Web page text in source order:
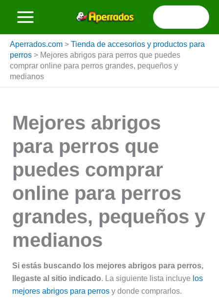
Buscar
por:
Aperrados.com > Tienda de accesorios y productos para
perros > Mejores abrigos para perros que puedes
comprar online para perros grandes, pequeños y
medianos
Mejores abrigos
para perros que
puedes comprar
online para perros
grandes, pequeños y
medianos
Si estás buscando los mejores abrigos para perros,
llegaste al sitio indicado. La siguiente lista incluye los
mejores abrigos para perrosy donde comprarlos.